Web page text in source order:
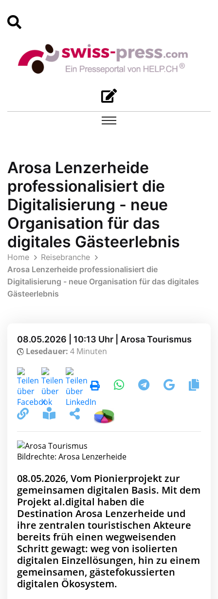
Arosa Lenzerheide
professionalisiert die
Digitalisierung - neue
Organisation für das
digitales Gästeerlebnis
Home
Reisebranche
Arosa Lenzerheide professionalisiert die
Digitalisierung - neue Organisation für das digitales
Gästeerlebnis
08.05.2026 | 10:13 Uhr | Arosa Tourismus
Lesedauer: 4 Minuten
Bildrechte: Arosa Lenzerheide
08.05.2026, Vom Pionierprojekt zur
gemeinsamen digitalen Basis. Mit dem
Projekt al.digital haben die
Destination Arosa Lenzerheide und
ihre zentralen touristischen Akteure
bereits früh einen wegweisenden
Schritt gewagt: weg von isolierten
digitalen Einzellösungen, hin zu einem
gemeinsamen, gästefokussierten
digitalen Ökosystem.